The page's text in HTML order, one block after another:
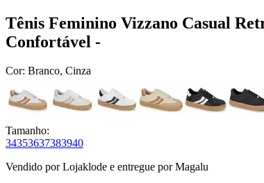
Tênis Feminino Vizzano Casual
Confortável -
Cor: Branco, Cinza
Tamanho:
34353637383940
Vendido porLojaklode e entregue por Magalu